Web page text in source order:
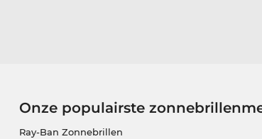
Onze populairste
Ray-Ban Zonnebrillen